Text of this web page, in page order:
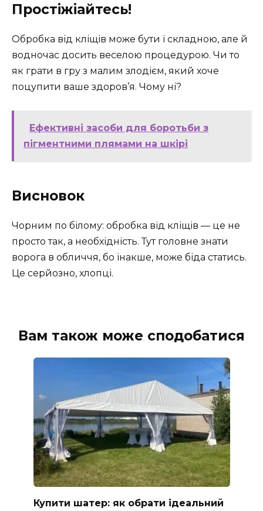
Простіжіайтесь!
Обробка від кліщів може бути і складною, але й
водночас досить веселою процедурою. Чи то
як грати в гру з малим злодієм, який хоче
поцупити ваше здоров’я. Чому ні?
Ефективні засоби для боротьби з
пігментними плямами на шкірі
Висновок
Чорним по білому: обробка від кліщів — це не
просто так, а необхідність. Тут головне знати
ворога в обличчя, бо інакше, може біда статись.
Це серйозно, хлопці.
Вам також може сподобатися
Купити шатер: як обрати ідеальний